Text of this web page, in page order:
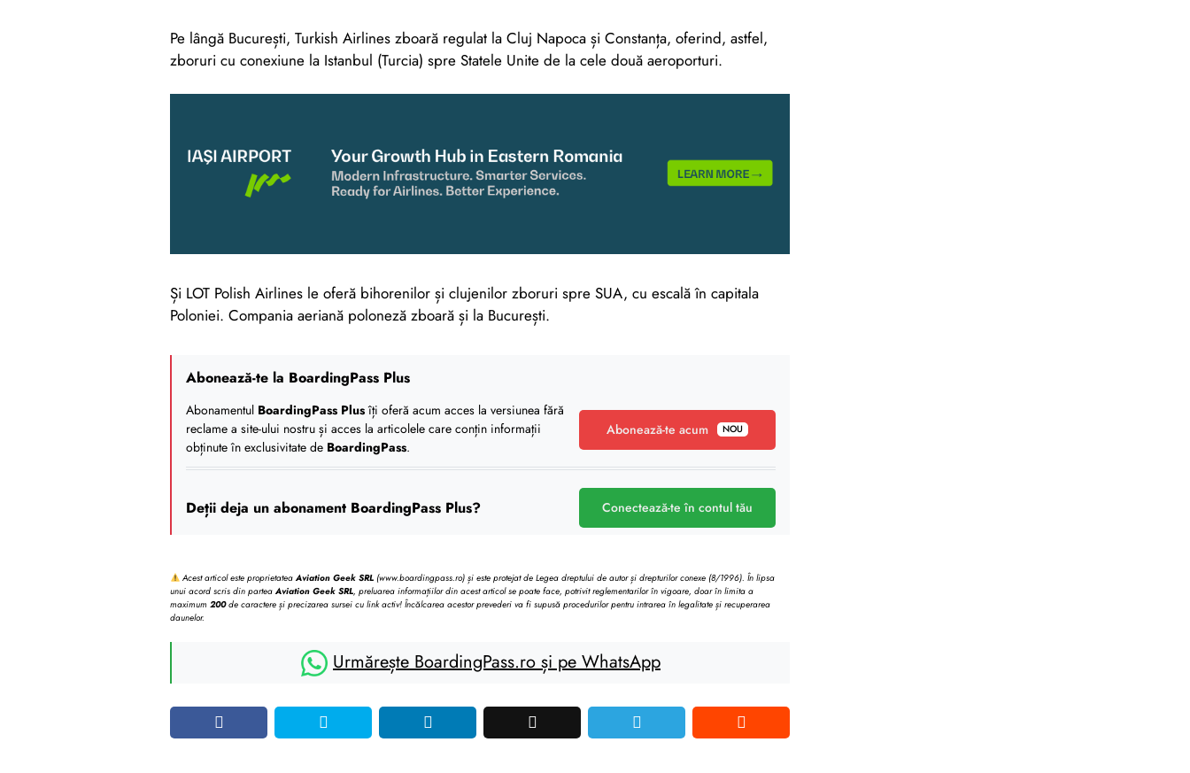
Pe lângă București, Turkish Airlines zboară regulat la Cluj Napoca și Constanța, oferind, astfel,
zboruri cu conexiune la Istanbul (Turcia) spre Statele Unite de la cele două aeroporturi.
Și LOT Polish Airlines le oferă bihorenilor și clujenilor zboruri spre SUA, cu escală în capitala
Poloniei. Compania aeriană poloneză zboară și la București.
Abonează-te la BoardingPass Plus
Abonamentul BoardingPass Plusîți oferă acum acces la versiunea fără
reclame a site-ului nostru și acces la articolele care conțin informații
obținute în exclusivitate de BoardingPass.
Abonează-te acum NOU
Deții deja un abonament BoardingPass Plus? Conectează-te în contul tău
Acest articol este proprietateaAviation Geek SRL (www.boardingpass.ro) și este protejat de Legea dreptului de autor și drepturilor conexe (8/1996). În lipsa
unui acord scris din partea Aviation Geek SRL, preluarea informațiilor din acest articol se poate face, potrivit reglementarilor în vigoare, doar în limita a
maximum 200de caractere și precizarea sursei cu link activ! Încălcarea acestor prevederi va fi supusă procedurilor pentru intrarea în legalitate și recuperarea
daunelor.
Urmărește BoardingPass.ro și pe WhatsApp